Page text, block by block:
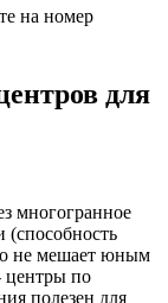
на номер
для
многогранное
(способность
не мешает юным
центры по
полезен для